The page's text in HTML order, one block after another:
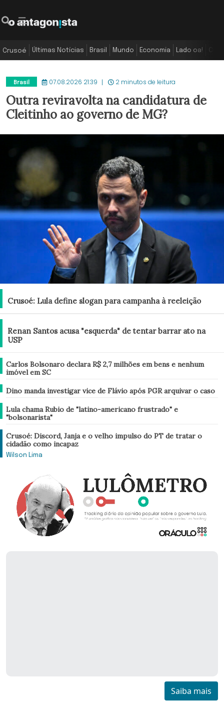
Crusoé Últimas Notícias Brasil Mundo Economia Lado oa!
Brasil 07.08.2026 21:39 2 minutos de leitura
Outra reviravolta na candidatura de
Cleitinho ao governo de MG?
Crusoé: Lula define slogan para campanha à reeleição
Renan Santos acusa "esquerda" de tentar barrar ato na
USP
Brasil
Carlos Bolsonaro declara R$ 2,7 milhões em bens e nenhum
imóvel em SC
Brasil
Dino manda investigar vice de Flávio após PGR arquivar o caso
Brasil
Lula chama Rubio de "latino-americano frustrado" e
"bolsonarista"
Análise
Crusoé: Discord, Janja e o velho impulso do PT de tratar o
cidadão como incapaz
Wilson Lima
Saiba mais